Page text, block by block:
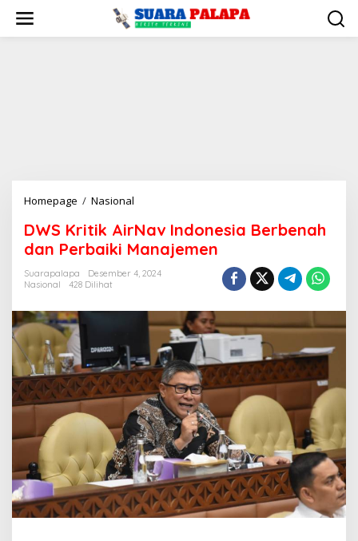
konten
Homepage / Nasional
AirNav
Indonesia
dan
Manajemen
DWS Kritik AirNav Indonesia Berbenah
dan Perbaiki Manajemen
Suarapalapa
Desember 4, 2024
Nasional
428 Dilihat